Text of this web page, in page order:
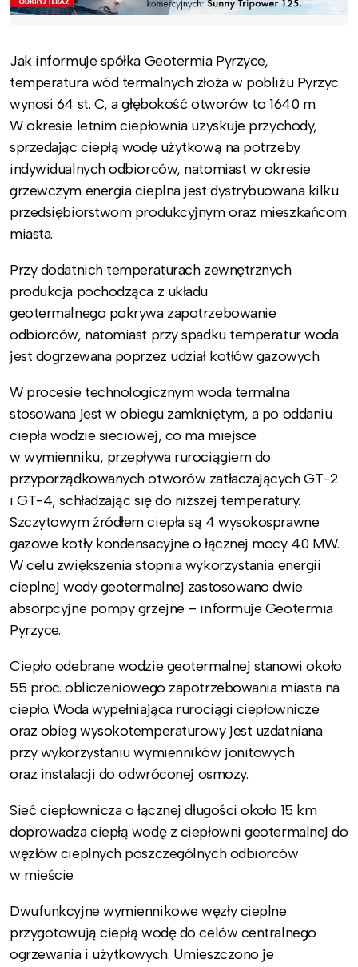
Jak informuje spółka Geotermia Pyrzyce,
temperatura wód termalnych złoża w pobliżu Pyrzyc
wynosi 64 st. C, a głębokość otworów to 1640 m.
W okresie letnim ciepłownia uzyskuje przychody,
sprzedając ciepłą wodę użytkową na potrzeby
indywidualnych odbiorców, natomiast w okresie
grzewczym energia cieplna jest dystrybuowana kilku
przedsiębiorstwom produkcyjnym oraz mieszkańcom
miasta.
Przy dodatnich temperaturach zewnętrznych
produkcja pochodząca z układu
geotermalnego pokrywa zapotrzebowanie
odbiorców, natomiast przy spadku temperatur woda
jest dogrzewana poprzez udział kotłów gazowych.
W procesie technologicznym woda termalna
stosowana jest w obiegu zamkniętym, a po oddaniu
ciepła wodzie sieciowej, co ma miejsce
w wymienniku, przepływa rurociągiem do
przyporządkowanych otworów zatłaczających GT-2
i GT-4, schładzając się do niższej temperatury.
Szczytowym źródłem ciepła są 4 wysokosprawne
gazowe kotły kondensacyjne o łącznej mocy 40 MW.
W celu zwiększenia stopnia wykorzystania energii
cieplnej wody geotermalnej zastosowano dwie
absorpcyjne pompy grzejne – informuje Geotermia
Pyrzyce.
Ciepło odebrane wodzie geotermalnej stanowi około
55 proc. obliczeniowego zapotrzebowania miasta na
ciepło. Woda wypełniająca rurociągi ciepłownicze
oraz obieg wysokotemperaturowy jest uzdatniana
przy wykorzystaniu wymienników jonitowych
oraz instalacji do odwróconej osmozy.
Sieć ciepłownicza o łącznej długości około 15 km
doprowadza ciepłą wodę z ciepłowni geotermalnej do
węzłów cieplnych poszczególnych odbiorców
w mieście.
Dwufunkcyjne wymiennikowe węzły cieplne
przygotowują ciepłą wodę do celów centralnego
ogrzewania i użytkowych. Umieszczono je